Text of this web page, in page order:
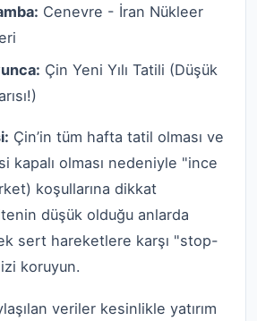
Cenevre - İran Nükleer
Çin Yeni Yılı Tatili (Düşük
Çin’in tüm hafta tatil olması ve
kapalı olması nedeniyle "ince
koşullarına dikkat
düşük olduğu anlarda
sert hareketlere karşı "stop-
koruyun.
veriler kesinlikle yatırım